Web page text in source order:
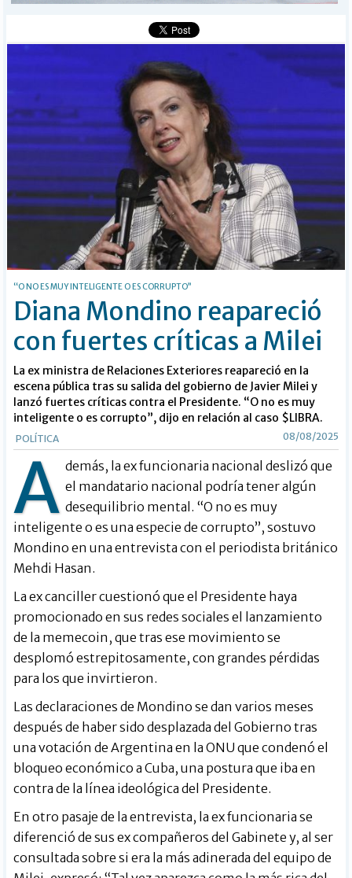
“O NO ES MUY INTELIGENTE O ES CORRUPTO”
Diana Mondino reapareció
con fuertes críticas a Milei
La ex ministra de Relaciones Exteriores reapareció en la
escena pública tras su salida del gobierno de Javier Milei y
lanzó fuertes críticas contra el Presidente. “O no es muy
inteligente o es corrupto”, dijo en relación al caso $LIBRA.
POLÍTICA 08/08/2025
A demás, la ex funcionaria nacional deslizó que
el mandatario nacional podría tener algún
desequilibrio mental. “O no es muy
inteligente o es una especie de corrupto”, sostuvo
Mondino en una entrevista con el periodista británico
Mehdi Hasan.
La ex canciller cuestionó que el Presidente haya
promocionado en sus redes sociales el lanzamiento
de la memecoin, que tras ese movimiento se
desplomó estrepitosamente, con grandes pérdidas
para los que invirtieron.
Las declaraciones de Mondino se dan varios meses
después de haber sido desplazada del Gobierno tras
una votación de Argentina en la ONU que condenó el
bloqueo económico a Cuba, una postura que iba en
contra de la línea ideológica del Presidente.
En otro pasaje de la entrevista, la ex funcionaria se
diferenció de sus ex compañeros del Gabinete y, al ser
consultada sobre si era la más adinerada del equipo de